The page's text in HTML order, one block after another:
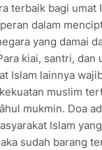
terbaik bagi umat
dalam
yang damai
kiai, santri, dan
Islam lainnya
muslim
mukmin. Doa
Islam
sudah barang